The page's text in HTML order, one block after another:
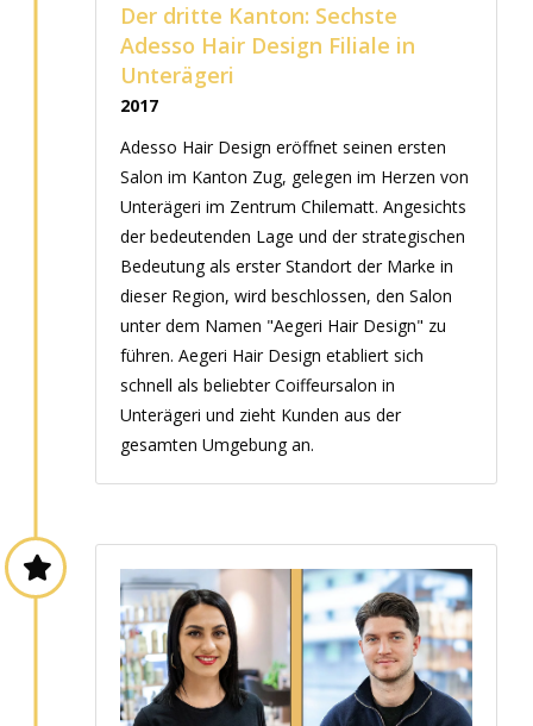
Der dritte Kanton: Sechste
Adesso Hair Design Filiale in
Unterägeri
2017
Adesso Hair Design eröffnet seinen ersten
Salon im Kanton Zug, gelegen im Herzen von
Unterägeri im Zentrum Chilematt. Angesichts
der bedeutenden Lage und der strategischen
Bedeutung als erster Standort der Marke in
dieser Region, wird beschlossen, den Salon
unter dem Namen "Aegeri Hair Design" zu
führen. Aegeri Hair Design etabliert sich
schnell als beliebter Coiffeursalon in
Unterägeri und zieht Kunden aus der
gesamten Umgebung an.